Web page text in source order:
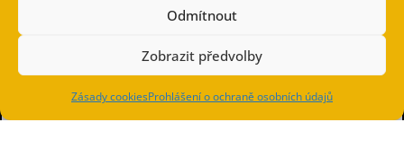
Odmítnout
Zobrazit předvolby
Zásady cookiesProhlášení o ochraně osobních údajů